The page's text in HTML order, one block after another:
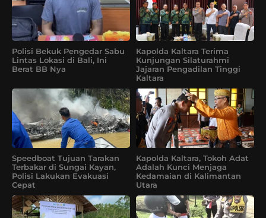
Polisi Bekuk Pengedar Sabu
Lintas Lokasi di Bali, Ini
Berat BB Nya
Kapolda Kaltara Terima
Kunjungan Silaturahmi
Jajaran Pengadilan Tinggi
Kaltara
Speedboat Tujuan Tarakan
Terbakar di Sungai Kayan,
Polisi Lakukan Evakuasi
Cepat
Kapolda Kaltara, Tokoh Adat
Adalah Kunci Menjaga
Kedamaian di Kalimantan
Utara